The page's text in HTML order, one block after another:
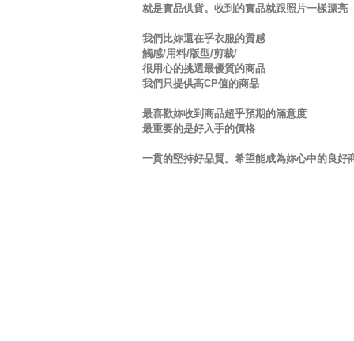
就是實品供貨。收到的實品就跟照片一樣漂亮
我們比妳還在乎衣服的質感
觸感/用料/版型/剪裁/
很用心的挑選最優質的商品
我們只提供高CP值的商品
最喜歡妳收到商品超乎預期的滿意度
最重要的是好入手的價格
一貫的堅持好品質。希望能成為妳心中的良好